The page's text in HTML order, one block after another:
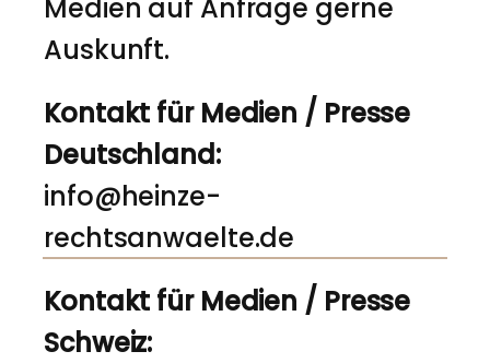
Medien auf Anfrage gerne
Auskunft.
Kontakt für Medien / Presse
Deutschland:
info@heinze-
rechtsanwaelte.de
Kontakt für Medien / Presse
Schweiz: